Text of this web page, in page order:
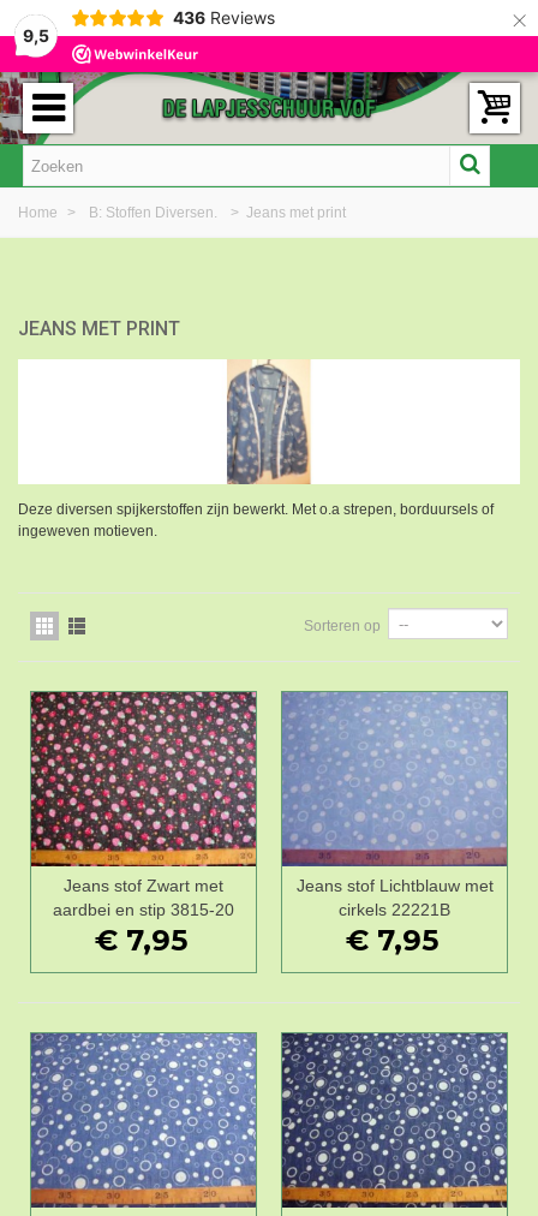
9,5
436 Reviews ×
Home > B: Stoffen Diversen. > Jeans met print
JEANS MET PRINT
Deze diversen spijkerstoffen zijn bewerkt. Met o.a strepen, borduursels of
ingeweven motieven.
Sorteren op
Jeans stof Zwart met
aardbei en stip 3815-20
€ 7,95
Jeans stof Lichtblauw met
cirkels 22221B
€ 7,95